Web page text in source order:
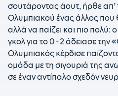
σουτάροντας άουτ, ήρθε απ’
Ολυμπιακού ένας άλλος που
αλλά να παίζει και πιο πολύ:
γκολ για το 0-2 άδειασε την
Ολυμπιακός κέρδισε
ομάδα με τη σιγουριά της
σε έναν αντίπαλο σχεδόν